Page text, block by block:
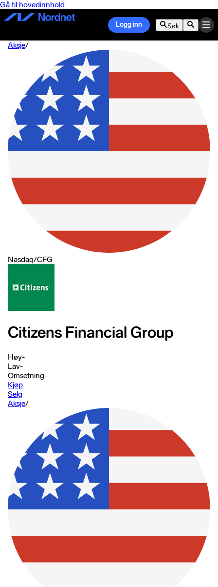
Gå til hovedinnhold
Logg inn Søk
Aksje/
Nasdaq/CFG
Citizens Financial Group
Høy-
Lav-
Omsetning-
Kjøp
Selg
Aksje/